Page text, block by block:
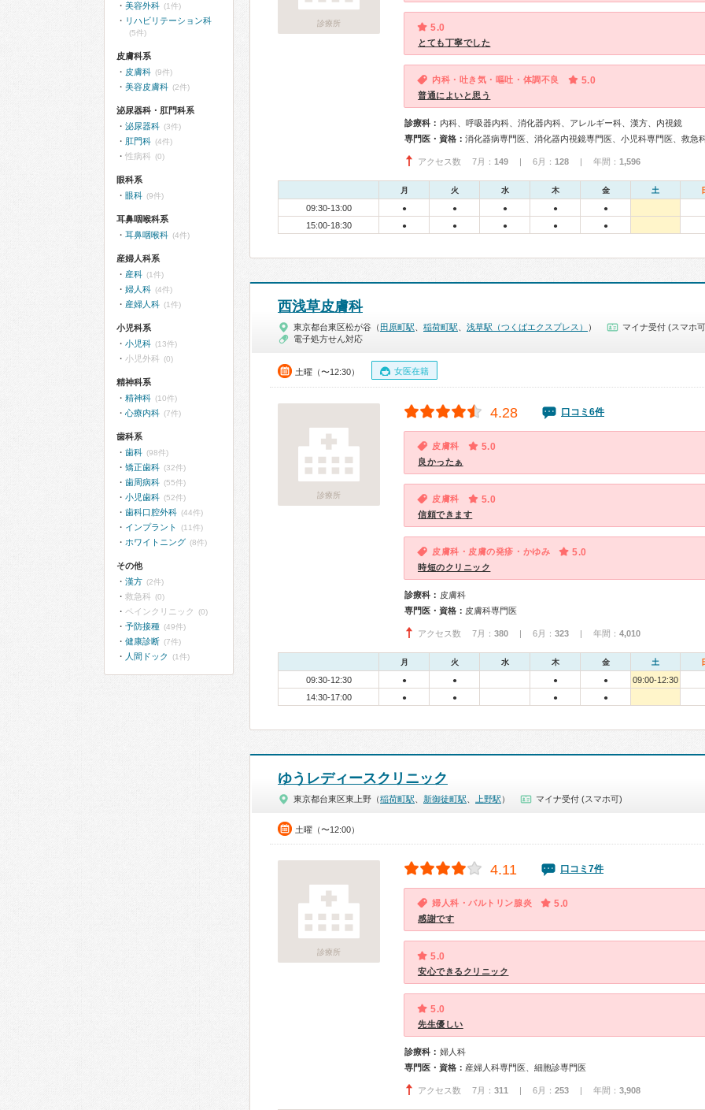
診療所 5.0
とても丁寧でした
内科・吐き気・嘔吐・体調不良 5.0
普通によいと思う
診療科： 内科、呼吸器内科、消化器内科、アレルギー科、漢方、内視鏡
専門医・資格：
アクセス数 7月： 149 | 6月： 128 | 年間： 1,596
月 火 水 木 金 土
09:30-13:00 ● ● ● ● ●
15:00-18:30 ● ● ● ● ●
西浅草皮膚科
東京都台東区松が谷（ 田原町駅 稲荷町駅 浅草駅（つくばエクスプレス） ）
マイナ受付 (スマホ
電子処方せん対応
土曜（〜12:30） 女医在籍
診療所
4.28 口コミ6件
皮膚科 5.0
良かったぁ
皮膚科 5.0
信頼できます
皮膚科・皮膚の発疹・かゆみ 5.0
時短のクリニック
診療科： 皮膚科
専門医・資格： 皮膚科専門医
アクセス数 7月： 380 | 6月： 323 | 年間： 4,010
月 火 水 木 金 土
09:30-12:30 ● ● ● ●
09:00-12:30
14:30-17:00
● ● ● ●
ゆうレディースクリニック
東京都台東区東上野（稲荷町駅 新御徒町駅 上野駅 ） マイナ受付 (スマホ可)
土曜（〜12:00）
診療所
4.11 口コミ7件
婦人科・バルトリン腺炎 5.0
感謝です
5.0
安心できるクリニック
5.0
先生優しい
診療科： 婦人科
専門医・資格： 産婦人科専門医、細胞診専門医
アクセス数 7月： 311 | 6月： 253 | 年間： 3,908
美容外科 (1件)
リハビリテーション科
(5件)
皮膚科系
皮膚科 (9件)
美容皮膚科 (2件)
泌尿器科・肛門科系
泌尿器科 (3件)
肛門科 (4件)
性病科 (0)
眼科系
眼科 (9件)
耳鼻咽喉科系
耳鼻咽喉科 (4件)
産婦人科系
産科 (1件)
婦人科 (4件)
産婦人科 (1件)
小児科系
小児科 (13件)
小児外科 (0)
精神科系
精神科 (10件)
心療内科 (7件)
歯科系
歯科 (98件)
矯正歯科 (32件)
歯周病科 (55件)
小児歯科 (52件)
歯科口腔外科 (44件)
インプラント (11件)
ホワイトニング (8件)
その他
漢方 (2件)
救急科 (0)
ペインクリニック (0)
予防接種 (49件)
健康診断 (7件)
人間ドック (1件)